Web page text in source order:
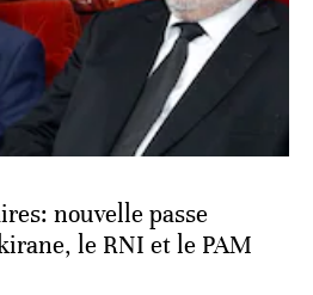
nouvelle passe
le RNI et le PAM